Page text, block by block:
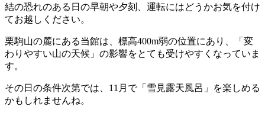
結の恐れのある日の早朝や夕刻、運転にはどうかお気を付け
てお越しください。
栗駒山の麓にある当館は、標高400m弱の位置にあり、「変
わりやすい山の天候」の影響をとても受けやすくなっていま
す。
その日の条件次第では、11月で「雪見露天風呂」を楽しめる
かもしれませんね。